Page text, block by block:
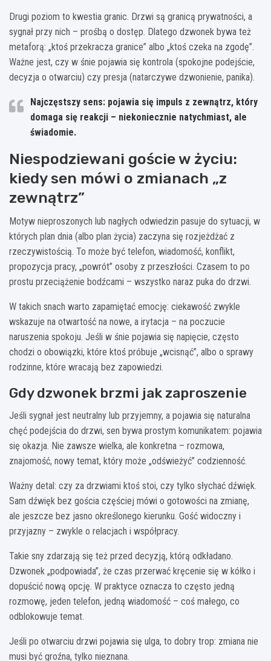
Drugi poziom to kwestia granic. Drzwi są granicą prywatności, a
sygnał przy nich – prośbą o dostęp. Dlatego dzwonek bywa też
metaforą: „ktoś przekracza granice” albo „ktoś czeka na zgodę”.
Ważne jest, czy w śnie pojawia się kontrola (spokojne podejście,
decyzja o otwarciu) czy presja (natarczywe dzwonienie, panika).
Najczęstszy sens: pojawia się impuls z zewnątrz, który
domaga się reakcji – niekoniecznie natychmiast, ale
świadomie.
Niespodziewani goście w życiu:
kiedy sen mówi o zmianach „z
zewnątrz”
Motyw nieproszonych lub nagłych odwiedzin pasuje do sytuacji, w
których plan dnia (albo plan życia) zaczyna się rozjeżdżać z
rzeczywistością. To może być telefon, wiadomość, konflikt,
propozycja pracy, „powrót” osoby z przeszłości. Czasem to po
prostu przeciążenie bodźcami – wszystko naraz puka do drzwi.
W takich snach warto zapamiętać emocję: ciekawość zwykle
wskazuje na otwartość na nowe, a irytacja – na poczucie
naruszenia spokoju. Jeśli w śnie pojawia się napięcie, często
chodzi o obowiązki, które ktoś próbuje „wcisnąć”, albo o sprawy
rodzinne, które wracają bez zapowiedzi.
Gdy dzwonek brzmi jak zaproszenie
Jeśli sygnał jest neutralny lub przyjemny, a pojawia się naturalna
chęć podejścia do drzwi, sen bywa prostym komunikatem: pojawia
się okazja. Nie zawsze wielka, ale konkretna – rozmowa,
znajomość, nowy temat, który może „odświeżyć” codzienność.
Ważny detal: czy za drzwiami ktoś stoi, czy tylko słychać dźwięk.
Sam dźwięk bez gościa częściej mówi o gotowości na zmianę,
ale jeszcze bez jasno określonego kierunku. Gość widoczny i
przyjazny – zwykle o relacjach i współpracy.
Takie sny zdarzają się też przed decyzją, którą odkładano.
Dzwonek „podpowiada”, że czas przerwać kręcenie się w kółko i
dopuścić nową opcję. W praktyce oznacza to często jedną
rozmowę, jeden telefon, jedną wiadomość – coś małego, co
odblokowuje temat.
Jeśli po otwarciu drzwi pojawia się ulga, to dobry trop: zmiana nie
musi być groźna, tylko nieznana.